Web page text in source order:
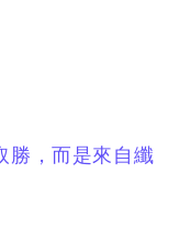
勝，而是來自纖